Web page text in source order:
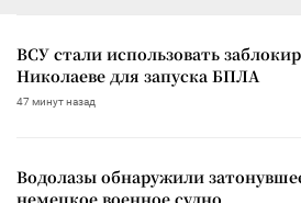
ВСУ стали использовать
Николаеве для запуска БПЛА
47 минут назад
Водолазы обнаружили
немецкое военное судно